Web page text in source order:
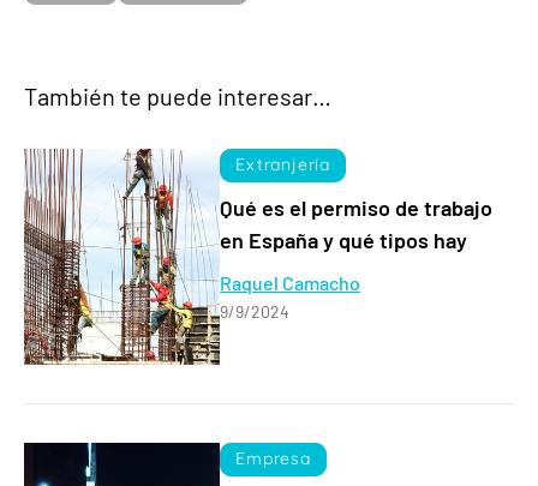
También te puede interesar…
Extranjería
Qué es el permiso de trabajo
en España y qué tipos hay
Raquel Camacho
9/9/2024
Empresa